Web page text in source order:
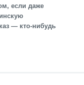
если даже
— кто-нибудь